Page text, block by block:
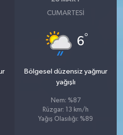
CUMARTESI
6°
Bölgesel düzensiz yağmur
yağışlı
Nem: %87
Rüzgar: 13 km/h
Yağış Olasılığı: %89